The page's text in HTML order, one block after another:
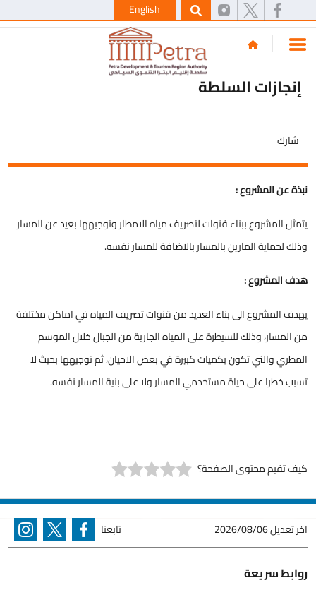
English
إنجازات السلطة
شارك
نبذة عن المشروع :
يتمثل المشروع ببناء قنوات لتصريف مياه الامطار وتوجيهها بعيد عن المسار
وذلك لحماية المارين بالمسار بالاضافة للمسار نفسه.
هدف المشروع :
يهدف المشروع الى بناء العديد من قنوات تصريف المياه في اماكن مختلفة
من المسار، وذلك للسيطرة على المياه الجارية من الجبال خلال الموسم
المطري والتي تكون بكميات كبيرة في بعض الاحيان، ثم توجيهها بحيث لا
تسبب خطرا على حياة مستخدمي المسار ولا على بنية المسار نفسه.
كيف تقيم محتوى الصفحة؟
اخر تعديل2026/08/06 تابعنا
روابط سريعة